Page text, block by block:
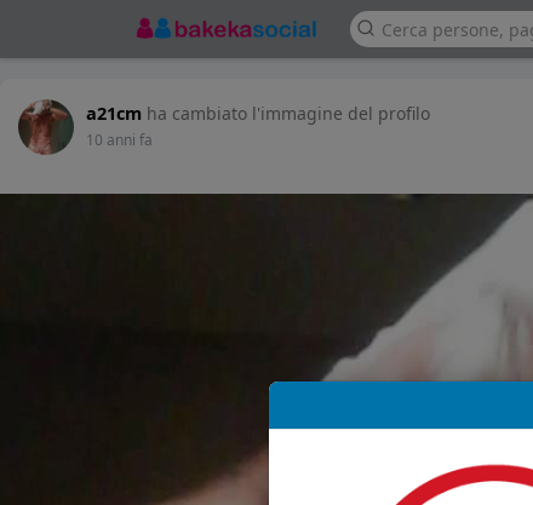
a21cm ha cambiato l'immagine del profilo
10 anni fa